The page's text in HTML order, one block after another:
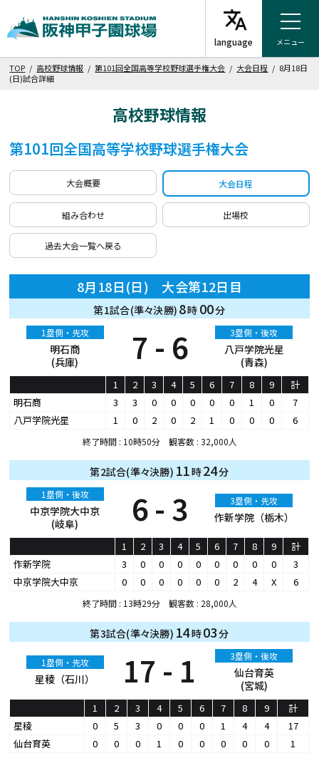
メニュー
TOP /高校野球情報 /第101回全国高等学校野球選手権大会 / 大会日程 / 8月18日
(日)試合詳細
高校野球情報
第101回全国高等学校野球選手権大会
大会概要 大会日程
組み合わせ 出場校
過去大会一覧へ戻る
8月18日(日) 大会第12日目
第1試合(準々決勝) 8時 00分
1塁側・先攻
明石商
(兵庫)
7 - 6 3塁側・後攻
八戸学院光星
(青森)
1 2 3 4 5 6 7 8 9
計
明石商
3 3 0 0 0 0 0 1 0
7
八戸学院光星
1 0 2 0 2 1 0 0 0 6
終了時間 : 10時50分 観客数 : 32,000人
第2試合(準々決勝) 11時24分
1塁側・後攻
中京学院大中京
(岐阜)
6 - 3 3塁側・先攻
作新学院（栃木）
1 2 3 4 5 6 7 8 9
計
作新学院
3 0 0 0 0 0 0 0 0
3
中京学院大中京
0 0 0 0 0 0 2 4 X 6
終了時間 : 13時29分 観客数 : 28,000人
第3試合(準々決勝) 14時03分
1塁側・先攻
星稜（石川） 17 - 1 3塁側・後攻
仙台育英
(宮城)
1 2 3 4 5 6 7 8 9
計
星稜
0 5 3 0 0 0 1 4 4
17
仙台育英
0 0 0 1 0 0 0 0 0 1